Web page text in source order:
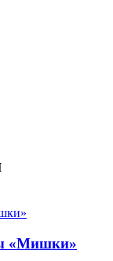
«Мишки»